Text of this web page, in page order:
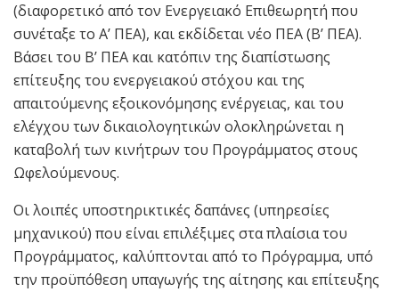
(διαφορετικό από τον Ενεργειακό Επιθεωρητή που
συνέταξε το Α’ ΠΕΑ), και εκδίδεται νέο ΠΕΑ (Β’ ΠΕΑ).
Βάσει του Β’ ΠΕΑ και κατόπιν της διαπίστωσης
επίτευξης του ενεργειακού στόχου και της
απαιτούμενης εξοικονόμησης ενέργειας, και του
ελέγχου των δικαιολογητικών ολοκληρώνεται η
καταβολή των κινήτρων του Προγράμματος στους
Ωφελούμενους.
Οι λοιπές υποστηρικτικές δαπάνες (υπηρεσίες
μηχανικού) που είναι επιλέξιμες στα πλαίσια του
Προγράμματος, καλύπτονται από το Πρόγραμμα, υπό
την προϋπόθεση υπαγωγής της αίτησης και επίτευξης